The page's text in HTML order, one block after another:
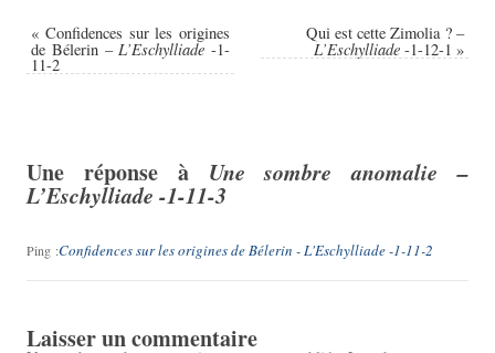
« Confidences sur les origines
de Bélerin – L’Eschylliade -1-
11-2
Qui est cette Zimolia ? –
L’Eschylliade-1-12-1 »
Une réponse à Une sombre anomalie –
L’Eschylliade -1-11-3
Ping :Confidences sur les origines de Bélerin - L'Eschylliade -1-11-2
Laisser un commentaire